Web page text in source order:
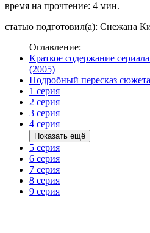
время на прочтение: 4 мин.
статью подготовил(а): Снежана
Оглавление:
Краткое содержание
(2005)
Подробный пересказ
1 серия
2 серия
3 серия
4 серия
Показать ещё
5 серия
6 серия
7 серия
8 серия
9 серия